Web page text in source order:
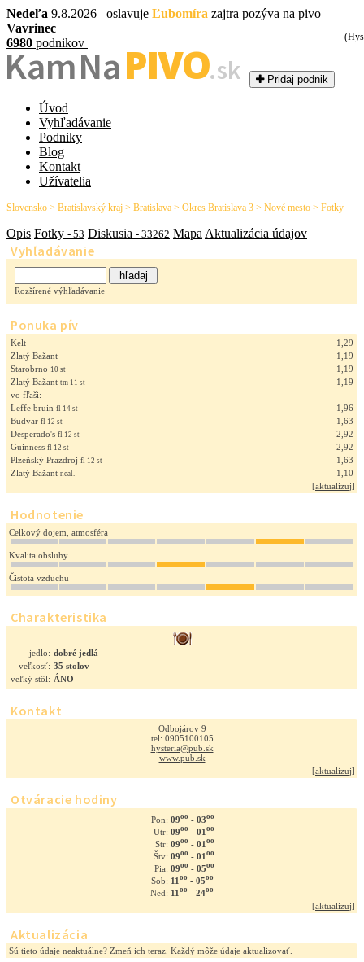
Nedeľa 9.8.2026 oslavuje Ľubomíra zajtra pozýva na pivo
Vavrinec
6980 podnikov
Kam NaPIVO.sk Pridaj podnik
Úvod
Vyhľadávanie
Podniky
Blog
Kontakt
Užívatelia
Slovensko > Bratislavský kraj > Bratislava > Okres Bratislava 3 > Nové mesto > Fotky
Opis Fotky - 53 Diskusia - 33262 Mapa Aktualizácia údajov
Vyhľadávanie
Rozšírené výhľadávanie
Ponuka pív
Kelt
1,29
Zlatý Bažant
1,19
Starobrno 10 st
1,19
Zlatý Bažant tm 11 st
1,19
vo fľaši:
Leffe bruin fl 14 st
1,96
Budvar fl 12 st
1,63
Desperado's fl 12 st
2,92
Guinness fl 12 st
2,92
Plzeňský Prazdroj fl 12 st
1,63
Zlatý Bažant neal.
1,10
[aktualizuj]
Hodnotenie
Celkový dojem, atmosféra
Kvalita obsluhy
Čistota vzduchu
Charakteristika
jedlo: dobré jedlá
veľkosť: 35 stolov
veľký stôl: ÁNO
Kontakt
Odbojárov 9
tel: 0905100105
hysteria@pub.sk
www.pub.sk
[aktualizuj]
Otváracie hodiny
Pon: 09oo- 03oo
Utr: 09oo- 01 oo
Str: 09oo- 01 oo
Štv: 09oo- 01 oo
Pia: 09oo- 05oo
Sob: 11 oo- 05oo
Ned: 11 oo- 24oo
[aktualizuj]
Aktualizácia
Sú tieto údaje neaktuálne? Zmeň ich teraz. Každý môže údaje aktualizovať.